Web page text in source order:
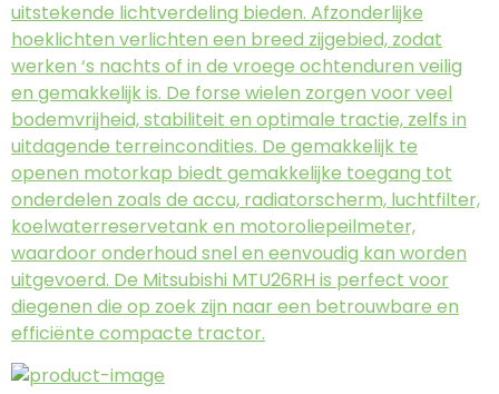
uitstekende lichtverdeling bieden. Afzonderlijke
hoeklichten verlichten een breed zijgebied, zodat
werken ‘s nachts of in de vroege ochtenduren veilig
en gemakkelijk is. De forse wielen zorgen voor veel
bodemvrijheid, stabiliteit en optimale tractie, zelfs in
uitdagende terreincondities. De gemakkelijk te
openen motorkap biedt gemakkelijke toegang tot
onderdelen zoals de accu, radiatorscherm, luchtfilter,
koelwaterreservetank en motoroliepeilmeter,
waardoor onderhoud snel en eenvoudig kan worden
uitgevoerd. De Mitsubishi MTU26RH is perfect voor
diegenen die op zoek zijn naar een betrouwbare en
efficiënte compacte tractor.